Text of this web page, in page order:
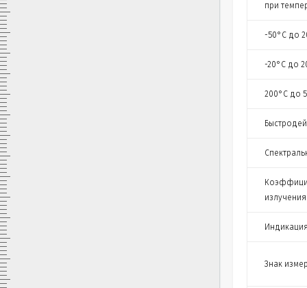
при
-50°C до
-20°C до
200°C до
излучения
Знак